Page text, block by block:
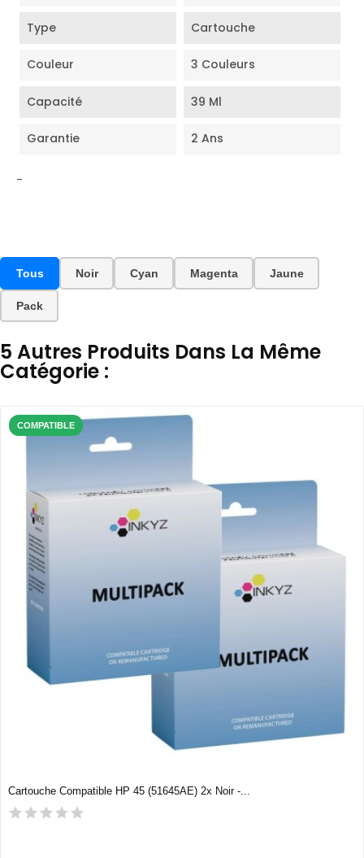
Type Cartouche
Couleur 3 Couleurs
Capacité 39 Ml
Garantie 2 Ans
-
Tous Noir Cyan Magenta Jaune
Pack
5 Autres Produits Dans La Même
Catégorie :
COMPATIBLE
Cartouche Compatible HP 45 (51645AE) 2x Noir -...